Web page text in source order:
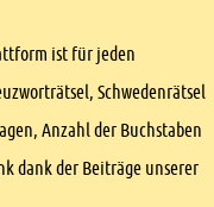
ist für jeden
Schwedenrätsel
Anzahl der Buchstaben
dank der Beiträge unserer